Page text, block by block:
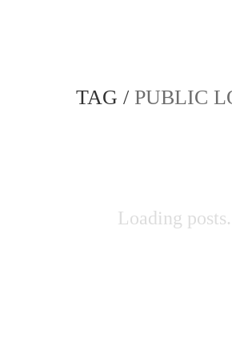
TAG / PUBLIC
Loading